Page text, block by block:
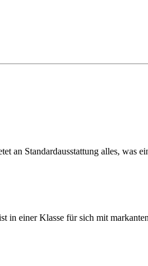
Standardausstattung alles, was
einer Klasse für sich mit